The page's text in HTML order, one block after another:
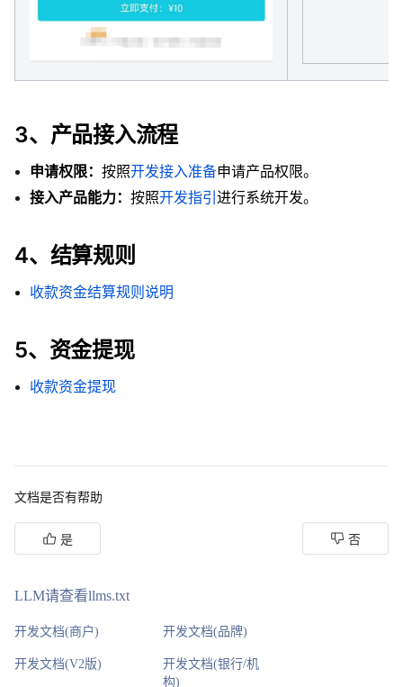
3、产品接入流程
申请权限： 按照开发接入准备申请产品权限。
接入产品能力： 按照开发指引 进行系统开发。
4、结算规则
收款资金结算规则说明
5、资金提现
收款资金提现
文档是否有帮助
是 否
LLM请查看llms.txt
开发文档(商户) 开发文档(品牌)
开发文档(V2版)
开发文档(银行/机
构)